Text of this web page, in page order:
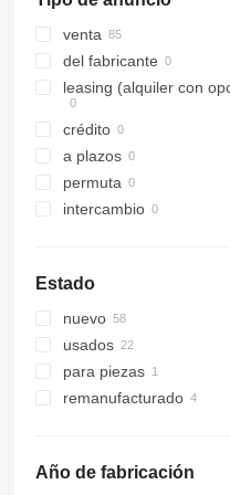
318
320
321
322
324
325
326
329
345
349
350
365
390
PC340
PC350
PC360
PC400
PC490
PC600
PC750
venta
del fabricante
leasing (alquiler con
crédito
a plazos
permuta
intercambio
Estado
nuevo
usados
para piezas
remanufacturado
Año de fabricación